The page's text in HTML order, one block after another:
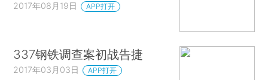
2017年08月19日 APP打开
337钢铁调查案初战告捷
2017年03月03日 APP打开